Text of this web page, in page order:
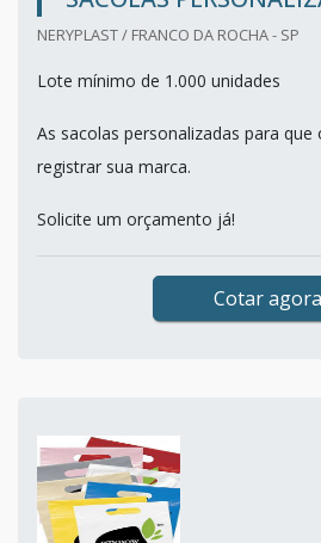
NERYPLAST / FRANCO DA ROCHA - SP
Lote mínimo de 1.000 unidades
As sacolas personalizadas para
registrar sua marca.
Solicite um orçamento já!
Cotar agora